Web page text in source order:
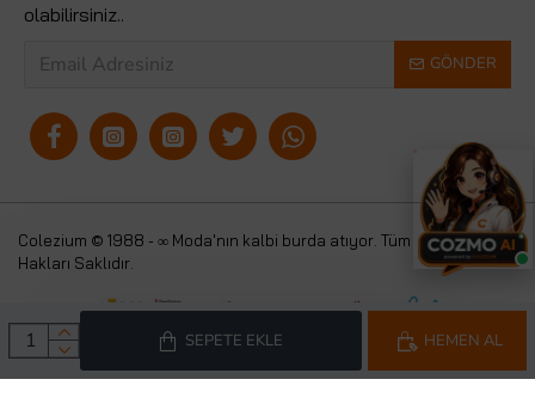
SEPETE EKLE HEMEN AL
olabilirsiniz..
GÖNDER
Colezium © 1988 - ∞ Moda'nın kalbi burda atıyor. Tüm
Hakları Saklıdır.
Colezium